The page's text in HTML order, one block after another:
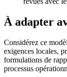
À adapter
Considérez ce
exigences locales,
formulations de
processus